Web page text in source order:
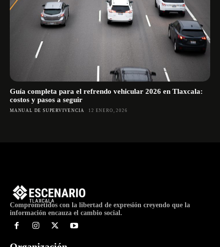
Guía completa para el refrendo vehicular 2026 en Tlaxcala:
costos y pasos a seguir
MANUAL DE SUPERVIVENCIA 12 ENERO, 2026
Comprometidos con la libertad de expresión creyendo que la
información encauza el cambio social.